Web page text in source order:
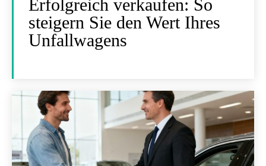
Erfolgreich verkaufen: So
steigern Sie den Wert Ihres
Unfallwagens